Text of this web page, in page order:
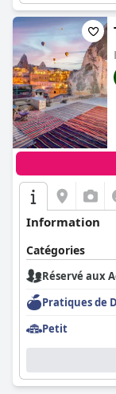
Information
Catégories
Réservé aux
Pratiques de
Petit